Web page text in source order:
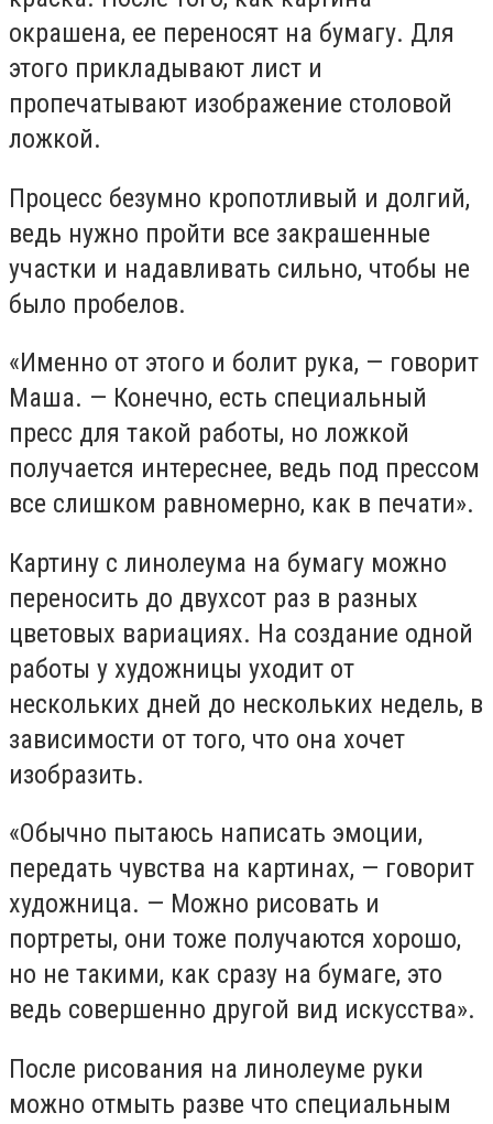
окрашена, ее переносят на бумагу. Для
этого прикладывают лист и
пропечатывают изображение столовой
ложкой.
Процесс безумно кропотливый и долгий,
ведь нужно пройти все закрашенные
участки и надавливать сильно, чтобы не
было пробелов.
«Именно от этого и болит рука, — говорит
Маша. — Конечно, есть специальный
пресс для такой работы, но ложкой
получается интереснее, ведь под прессом
все слишком равномерно, как в печати».
Картину с линолеума на бумагу можно
переносить до двухсот раз в разных
цветовых вариациях. На создание одной
работы у художницы уходит от
нескольких дней до нескольких недель, в
зависимости от того, что она хочет
изобразить.
«Обычно пытаюсь написать эмоции,
передать чувства на картинах, — говорит
художница. — Можно рисовать и
портреты, они тоже получаются хорошо,
но не такими, как сразу на бумаге, это
ведь совершенно другой вид искусства».
После рисования на линолеуме руки
можно отмыть разве что специальным